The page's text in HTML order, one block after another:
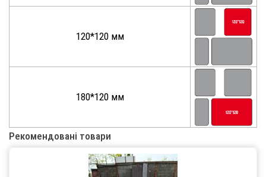
120*120 мм
180*120 мм
Рекомендовані товари